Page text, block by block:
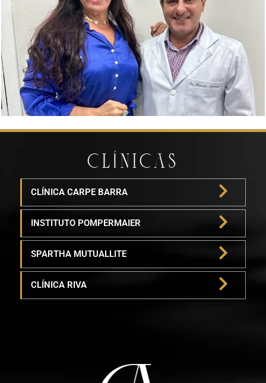
CLÍNICAS
CLÍNICA CARPE BARRA
INSTITUTO POMPERMAIER
SPARTHA MUTUALLITE
CLÍNICA RIVA